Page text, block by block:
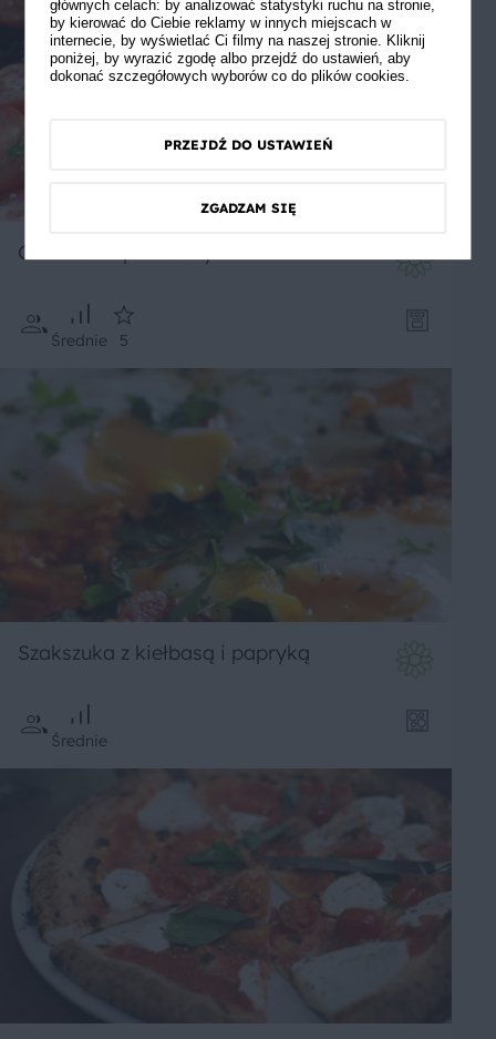
Grillowane pomidory
Średnie 5
Szakszuka z kiełbasą i papryką
Średnie
głównych celach: by analizować statystyki ruchu na stronie,
by kierować do Ciebie reklamy w innych miejscach w
internecie, by wyświetlać Ci filmy na naszej stronie. Kliknij
poniżej, by wyrazić zgodę albo przejdź do ustawień, aby
dokonać szczegółowych wyborów co do plików cookies.
PRZEJDŹ DO USTAWIEŃ
ZGADZAM SIĘ